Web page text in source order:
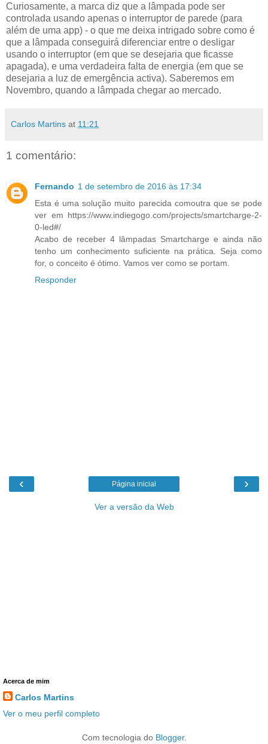
Curiosamente, a marca diz que a lâmpada pode ser
controlada usando apenas o interruptor de parede (para
além de uma app) - o que me deixa intrigado sobre como é
que a lâmpada conseguirá diferenciar entre o desligar
usando o interruptor (em que se desejaria que ficasse
apagada), e uma verdadeira falta de energia (em que se
desejaria a luz de emergência activa). Saberemos em
Novembro, quando a lâmpada chegar ao mercado.
Carlos Martins at 11:21
1 comentário:
Fernando 1 de setembro de 2016 às 17:34
Esta é uma solução muito parecida comoutra que se pode
ver em https://www.indiegogo.com/projects/smartcharge-2-
0-led#/
Acabo de receber 4 lâmpadas Smartcharge e ainda não
tenho um conhecimento suficiente na prática. Seja como
for, o conceito é ótimo. Vamos ver como se portam.
Responder
‹ ›
Página inicial
Ver a versão da Web
Acerca de mim
Carlos Martins
Ver o meu perfil completo
Com tecnologia do Blogger.